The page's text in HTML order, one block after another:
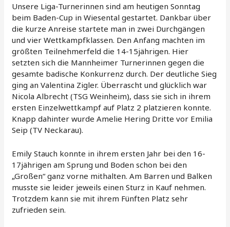
Unsere Liga-Turnerinnen sind am heutigen Sonntag
beim Baden-Cup in Wiesental gestartet. Dankbar über
die kurze Anreise startete man in zwei Durchgängen
und vier Wettkampfklassen. Den Anfang machten im
größten Teilnehmerfeld die 14-15jährigen. Hier
setzten sich die Mannheimer Turnerinnen gegen die
gesamte badische Konkurrenz durch. Der deutliche Sieg
ging an Valentina Zigler. Überrascht und glücklich war
Nicola Albrecht (TSG Weinheim), dass sie sich in ihrem
ersten Einzelwettkampf auf Platz 2 platzieren konnte.
Knapp dahinter wurde Amelie Hering Dritte vor Emilia
Seip (TV Neckarau).
Emily Stauch konnte in ihrem ersten Jahr bei den 16-
17jährigen am Sprung und Boden schon bei den
„Großen“ ganz vorne mithalten. Am Barren und Balken
musste sie leider jeweils einen Sturz in Kauf nehmen.
Trotzdem kann sie mit ihrem Fünften Platz sehr
zufrieden sein.